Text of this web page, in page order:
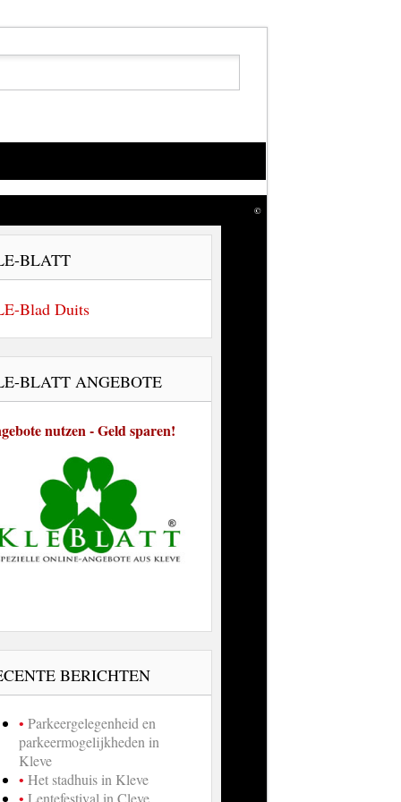
BLATT
Blad Duits
BLATT ANGEBOTE
nutzen - Geld sparen!
BERICHTEN
Parkeergelegenheid en
parkeermogelijkheden in
Kleve
Het stadhuis in Kleve
Lentefestival in Cleve
©